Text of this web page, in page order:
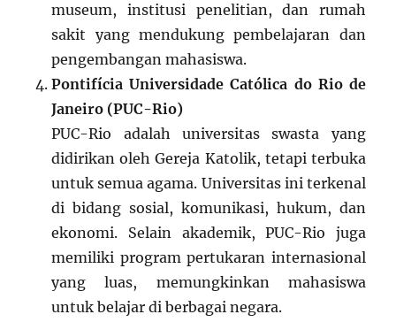
museum, institusi penelitian, dan rumah
sakit yang mendukung pembelajaran dan
pengembangan mahasiswa.
Pontifícia Universidade Católica do Rio de
Janeiro (PUC-Rio)
PUC-Rio adalah universitas swasta yang
didirikan oleh Gereja Katolik, tetapi terbuka
untuk semua agama. Universitas ini terkenal
di bidang sosial, komunikasi, hukum, dan
ekonomi. Selain akademik, PUC-Rio juga
memiliki program pertukaran internasional
yang luas, memungkinkan mahasiswa
untuk belajar di berbagai negara.